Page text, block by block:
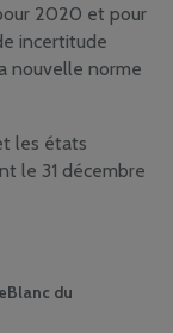
2020 et pour
incertitude
nouvelle norme
les états
le 31 décembre
du